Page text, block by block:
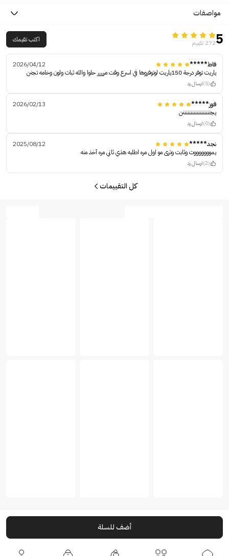
مواصفات
5272 تقييم اكتب تقيمك
فاط*****
2026/04/12
ياريت توفر درجة 150ياريت لوتوفروها في اسرع وقت مررررر حلوا والله ثبات ولون وخامه تجنن
(5) ارسال رد
فوز*****
2026/02/13
يجننننننننننننننننننن
(0) ارسال رد
نجد*****
2025/08/12
يموووووووت وثابت وترى مو اول مره اطلبه هذي ثاني مره آخذ منه
(2) ارسال رد
كل التقييمات
أضف للسلة